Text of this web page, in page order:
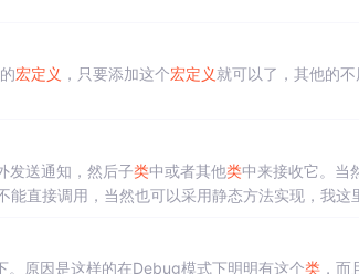
宏定义 ，只要添加这个宏定义就可以了，其他的不
发送通知，然后子类中或者其他类中来接收它。当
能直接调用，当然也可以采用静态方法实现，我这
。原因是这样的在Debug模式下明明有这个类，而